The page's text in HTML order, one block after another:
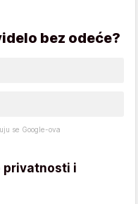
bez odeće?
se Google-ova
privatnosti i